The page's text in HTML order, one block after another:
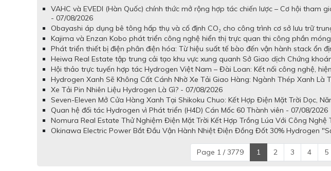
VAHC và EVEDI (Hàn Quốc) chính thức mở rộng hợp tác chiến lược – Cơ hội
- 07/08/2026
Obayashi áp dụng bê tông hấp thụ và cố định CO₂ cho công trình cơ sở lưu trữ
Kajima và Enzan Kobo phát triển công nghệ hiển thị trực quan thi công phần
Phát triển thiết bị điện phân điện hóa: Từ hiệu suất tế bào đến vận hành stack ổn
Heiwa Real Estate tập trung cải tạo khu vực xung quanh Sở Giao dịch Chứng
Hội thảo trực tuyến hợp tác Hydrogen Việt Nam – Đài Loan: Kết nối công nghệ,
Hydrogen Xanh Sẽ Không Cất Cánh Nhờ Xe Tải Giao Hàng: Ngành Thép Xanh Là
Xe Tải Pin Nhiên Liệu Hydrogen Là Gì? - 07/08/2026
Seven-Eleven Mở Cửa Hàng Xanh Tại Shikoku Chuo: Kết Hợp Điện Mặt Trời Dọc,
Quan hệ đối tác Hydrogen vì Phát triển (H4D) Cán Mốc 60 Thành viên - 07/08/2026
Nomura Real Estate Thử Nghiệm Điện Mặt Trời Kết Hợp Trồng Lúa Với Công
Okinawa Electric Power Bắt Đầu Vận Hành Nhiệt Điện Đồng Đốt 30% Hydrogen
Page 1 / 3779 1 2 3 4 5